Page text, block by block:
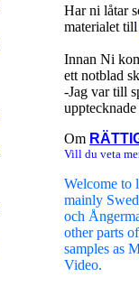
Har ni låtar
materialet till
Innan Ni
ett notblad
-Jag var till
Om
Vill du veta
Welcome to
mainly
och
other parts
samples as
Video.